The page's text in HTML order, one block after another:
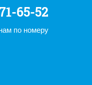
65-52
по номеру